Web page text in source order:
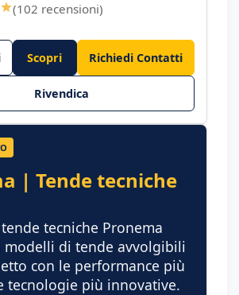
(102 recensioni)
Scopri Richiedi Contatti
Rivendica
| Tende tecniche
tecniche Pronema
modelli di tende avvolgibili
con le performance più
tecnologie più innovative.